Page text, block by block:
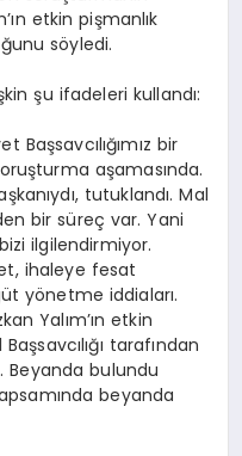
etkin pişmanlık
söyledi.
şu ifadeleri kullandı:
Başsavcılığımız bir
aşamasında.
tutuklandı. Mal
bir süreç var. Yani
ilgilendirmiyor.
ihaleye fesat
yönetme iddiaları.
Yalım’ın etkin
tarafından
Beyanda bulundu
beyanda